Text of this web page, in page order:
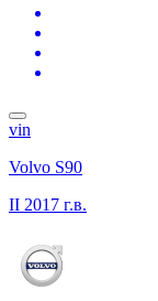
vin
Volvo S90
II 2017 г.в.